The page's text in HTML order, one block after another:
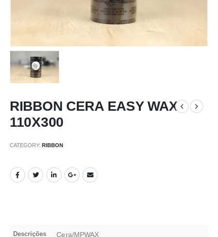
RIBBON CERA EASY WAX
110X300
CATEGORY: RIBBON
Descrições
Cera/MPWAX